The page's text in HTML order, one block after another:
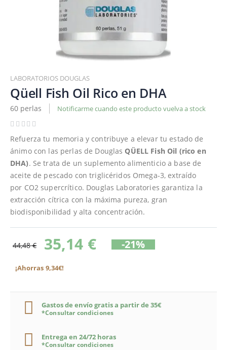
al
comienzo
de
la
galería
imágenes
LABORATORIOS DOUGLAS
Qüell Fish Oil Rico en DHA
60 perlas Notificarme cuando este producto vuelva a stock
Refuerza tu memoria y contribuye a elevar tu estado de
ánimo con las perlas de Douglas QÜELL Fish Oil (rico en
DHA). Se trata de un suplemento alimenticio a base de
aceite de pescado con triglicéridos Omega-3, extraído
por CO2 supercrítico. Douglas Laboratories garantiza la
extracción cítrica con la máxima pureza, gran
biodisponibilidad y alta concentración.
44,48 € 35,14 € -21%
¡Ahorras 9,34€!
Gastos de envío gratis a partir de 35€
*Consultar condiciones
Entrega en 24/72 horas
*Consultar condiciones